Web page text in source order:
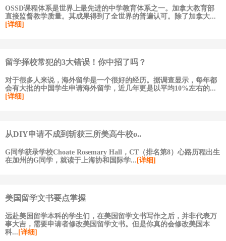
OSSD课程体系是世界上最先进的中学教育体系之一。加拿大教育部
直接监督教学质量。其成果得到了全世界的普遍认可。除了加拿大...
[详细]
留学择校常犯的3大错误！你中招了吗？
对于很多人来说，海外留学是一个很好的经历。据调查显示，每年都
会有大批的中国学生申请海外留学，近几年更是以平均10%左右的...
[详细]
从DIY申请不成到斩获三所美高牛校o..
G同学获录学校Choate Rosemary Hall，CT（排名第8）心路历程出生
在加州的G同学，就读于上海协和国际学... [详细]
美国留学文书要点掌握
远赴美国留学本科的学生们，在美国留学文书写作之后，并非代表万
事大吉，需要申请者修改美国留学文书。但是你真的会修改美国本
科... [详细]